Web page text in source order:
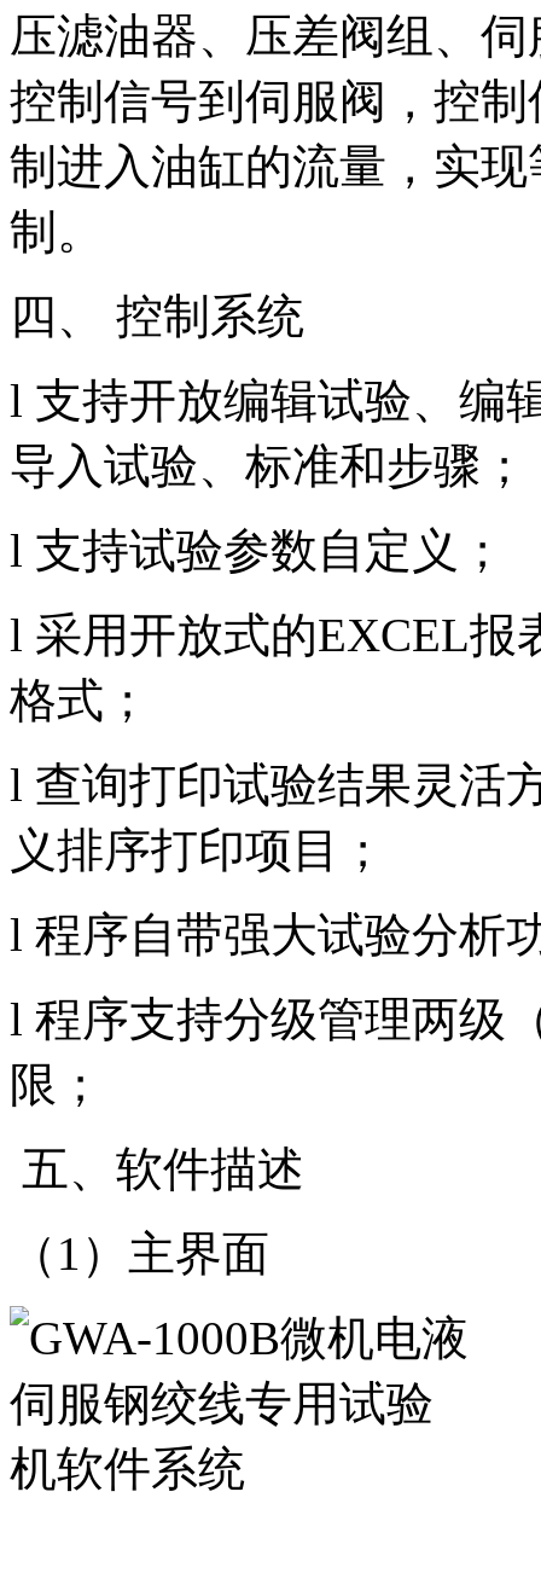
压滤油器、压差阀组、
控制信号到伺服阀，控
制进入油缸的流量，实
制。
四、 控制系统
l 支持开放编辑试验、编
导入试验、标准和步骤；
l 支持试验参数自定义；
l 采用开放式的EXCEL报
格式；
l 查询打印试验结果灵活
义排序打印项目；
l 程序自带强大试验分析
l 程序支持分级管理两级
限；
五、软件描述
（1）主界面